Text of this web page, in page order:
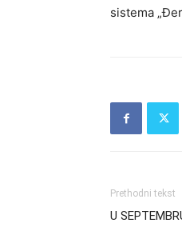
sistema
Prethodni tekst
U